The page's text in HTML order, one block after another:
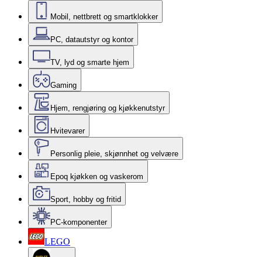
Mobil, nettbrett og smartklokker
PC, datautstyr og kontor
TV, lyd og smarte hjem
Gaming
Hjem, rengjøring og kjøkkenutstyr
Hvitevarer
Personlig pleie, skjønnhet og velvære
Epoq kjøkken og vaskerom
Sport, hobby og fritid
PC-komponenter
LEGO